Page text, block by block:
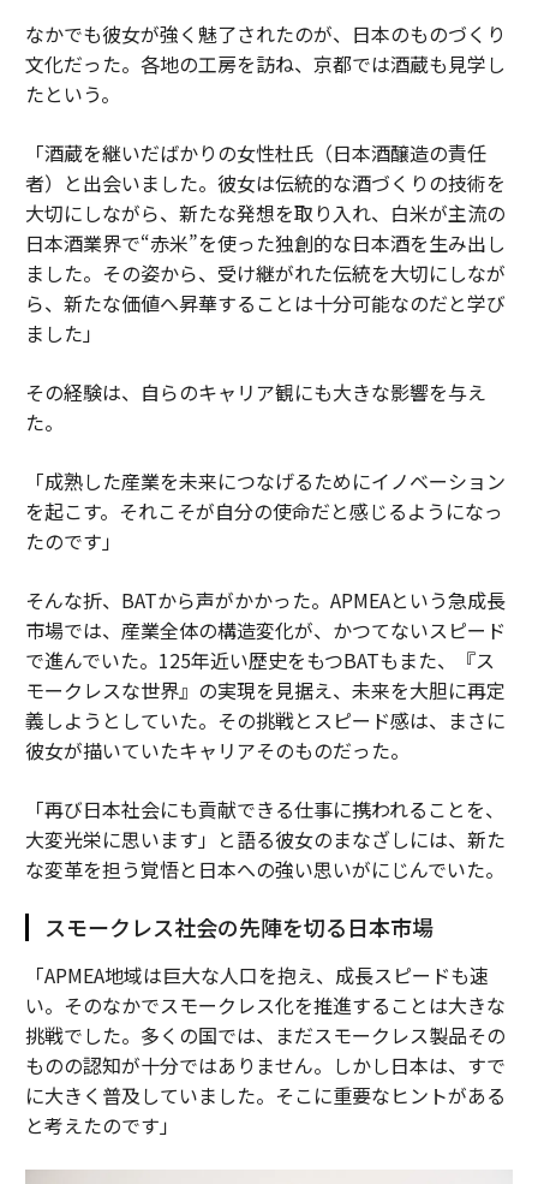
なかでも彼女が強く魅了されたのが、日本のものづくり
文化だった。各地の工房を訪ね、京都では酒蔵も見学し
たという。
「酒蔵を継いだばかりの女性杜氏（日本酒醸造の責任
者）と出会いました。彼女は伝統的な酒づくりの技術を
大切にしながら、新たな発想を取り入れ、白米が主流の
日本酒業界で“赤米”を使った独創的な日本酒を生み出し
ました。その姿から、受け継がれた伝統を大切にしなが
ら、新たな価値へ昇華することは十分可能なのだと学び
ました」
その経験は、自らのキャリア観にも大きな影響を与え
た。
「成熟した産業を未来につなげるためにイノベーション
を起こす。それこそが自分の使命だと感じるようになっ
たのです」
そんな折、BATから声がかかった。APMEAという急成長
市場では、産業全体の構造変化が、かつてないスピード
で進んでいた。125年近い歴史をもつBATもまた、『ス
モークレスな世界』の実現を見据え、未来を大胆に再定
義しようとしていた。その挑戦とスピード感は、まさに
彼女が描いていたキャリアそのものだった。
「再び日本社会にも貢献できる仕事に携われることを、
大変光栄に思います」と語る彼女のまなざしには、新た
な変革を担う覚悟と日本への強い思いがにじんでいた。
スモークレス社会の先陣を切る日本市場
「APMEA地域は巨大な人口を抱え、成長スピードも速
い。そのなかでスモークレス化を推進することは大きな
挑戦でした。多くの国では、まだスモークレス製品その
ものの認知が十分ではありません。しかし日本は、すで
に大きく普及していました。そこに重要なヒントがある
と考えたのです」